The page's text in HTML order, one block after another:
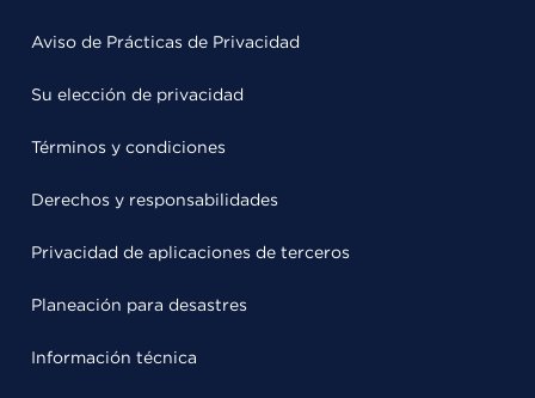
Aviso de Prácticas de Privacidad
Su elección de privacidad
Términos y condiciones
Derechos y responsabilidades
Privacidad de aplicaciones de terceros
Planeación para desastres
Información técnica